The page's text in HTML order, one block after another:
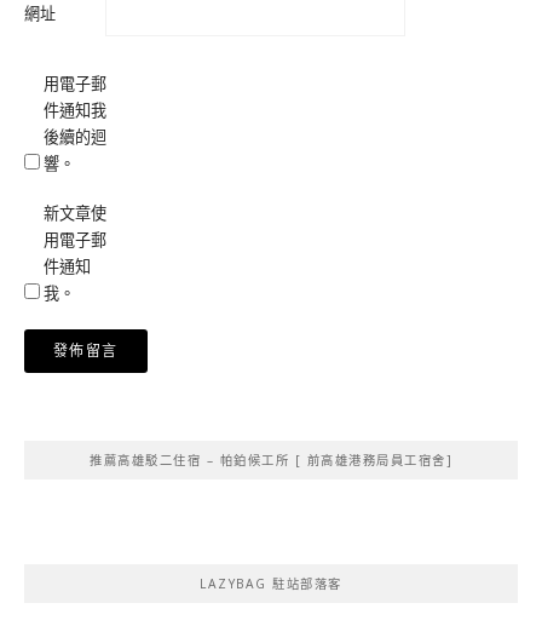
網址
用電子郵
件通知我
後續的迴
響。
新文章使
用電子郵
件通知
我。
推薦高雄駁二住宿 – 帕鉑候工所 [ 前高雄港務局員工宿舍]
LAZYBAG 駐站部落客